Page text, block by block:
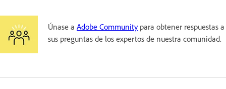
Únase a Adobe Communitypara obtener respuestas a
sus preguntas de los expertos de nuestra comunidad.